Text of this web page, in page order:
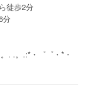
徒歩2分
分
. .。.:*・゜゜・*・